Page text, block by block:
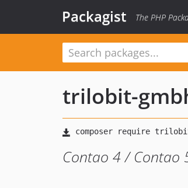
Packagist The PHP
trilobit-
Contao 4 / Contao